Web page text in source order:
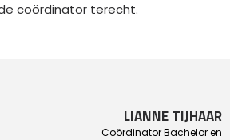
coördinator terecht.
LIANNE TIJHAAR
Coördinator Bachelor en